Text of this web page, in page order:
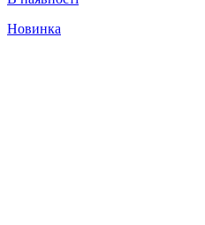
Новинка